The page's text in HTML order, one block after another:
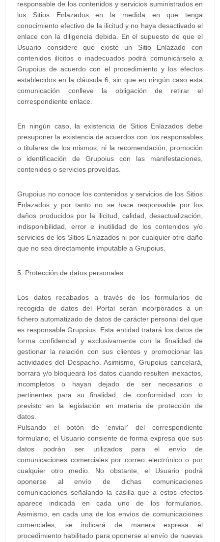
responsable de los contenidos y servicios suministrados en
los Sitios Enlazados en la medida en que tenga
conocimiento efectivo de la ilicitud y no haya desactivado el
enlace con la diligencia debida. En el supuesto de que el
Usuario considere que existe un Sitio Enlazado con
contenidos ilícitos o inadecuados podrá comunicárselo a
Grupoius de acuerdo con el procedimiento y los efectos
establecidos en la cláusula 6, sin que en ningún caso esta
comunicación conlleve la obligación de retirar el
correspondiente enlace.
En ningún caso, la existencia de Sitios Enlazados debe
presuponer la existencia de acuerdos con los responsables
o titulares de los mismos, ni la recomendación, promoción
o identificación de Grupoius con las manifestaciones,
contenidos o servicios proveídas.
Grupoius no conoce los contenidos y servicios de los Sitios
Enlazados y por tanto no se hace responsable por los
daños producidos por la ilicitud, calidad, desactualización,
indisponibilidad, error e inutilidad de los contenidos y/o
servicios de los Sitios Enlazados ni por cualquier otro daño
que no sea directamente imputable a Grupoius.
5. Protección de datos personales
Los datos recabados a través de los formularios de
recogida de datos del Portal serán incorporados a un
fichero automatizado de datos de carácter personal del que
es responsable Grupoius. Esta entidad tratará los datos de
forma confidencial y exclusivamente con la finalidad de
gestionar la relación con sus clientes y promocionar las
actividades del Despacho. Asimismo, Grupoius cancelará,
borrará y/o bloqueará los datos cuando resulten inexactos,
incompletos o hayan dejado de ser necesarios o
pertinentes para su finalidad, de conformidad con lo
previsto en la legislación en materia de protección de
datos.
Pulsando el botón de 'enviar' del correspondiente
formulario, el Usuario consiente de forma expresa que sus
datos podrán ser utilizados para el envío de
comunicaciones comerciales por correo electrónico o por
cualquier otro medio. No obstante, el Usuario podrá
oponerse al envío de dichas comunicaciones
comunicaciones señalando la casilla que a estos efectos
aparece indicada en cada uno de los formularios.
Asimismo, en cada una de los envíos de comunicaciones
comerciales, se indicará de manera expresa el
procedimiento habilitado para oponerse al envío de nuevas